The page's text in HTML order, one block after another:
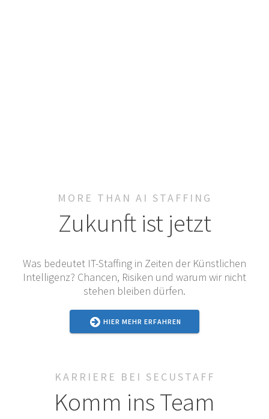
MORE THAN AI STAFFING
Zukunft ist jetzt
Was bedeutet IT-Staffing in Zeiten der Künstlichen
Intelligenz? Chancen, Risiken und warum wir nicht
stehen bleiben dürfen.
HIER MEHR ERFAHREN
KARRIERE BEI SECUSTAFF
Komm ins Team